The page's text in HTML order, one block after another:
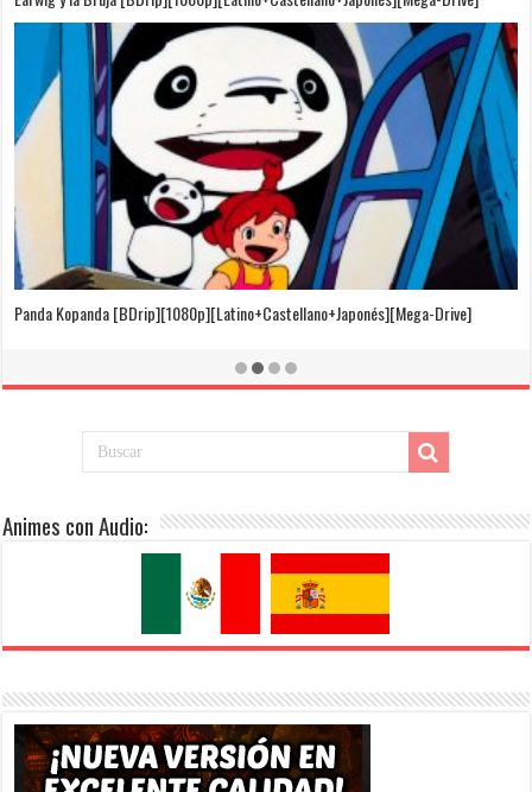
[Castellano+Japonés][Sub-Español][MEGA]
Animes con Audio: